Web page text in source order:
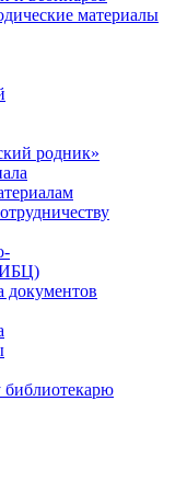
материалы
родник»
документов